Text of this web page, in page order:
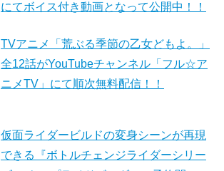
にてボイス付き動画となって公開中！！
TVアニメ「荒ぶる季節の乙女どもよ。」
全12話がYouTubeチャンネル「フル☆ア
ニメTV」にて順次無料配信！！
仮面ライダービルドの変身シーンが再現
できる『ボトルチェンジライダーシリー